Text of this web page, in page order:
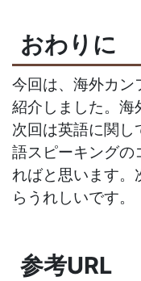
おわりに
今回は、海外カン
紹介しました。海
次回は英語に関
語スピーキングの
ればと思います。
らうれしいです。
参考URL